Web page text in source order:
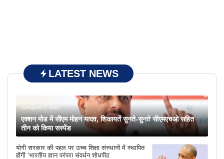
LATEST NEWS
August 7, 2026
एक्शन मोड में सीएम मोहन यादव, शिकायतें सुनते-सुनते सीएमएचओ सहित
तीन को किया सस्पेंड
योगी सरकार की पहल पर उच्च शिक्षा संस्थानों में स्थापित
होंगी ‘भारतीय ज्ञान परंपरा संवर्धन शोधपीठ